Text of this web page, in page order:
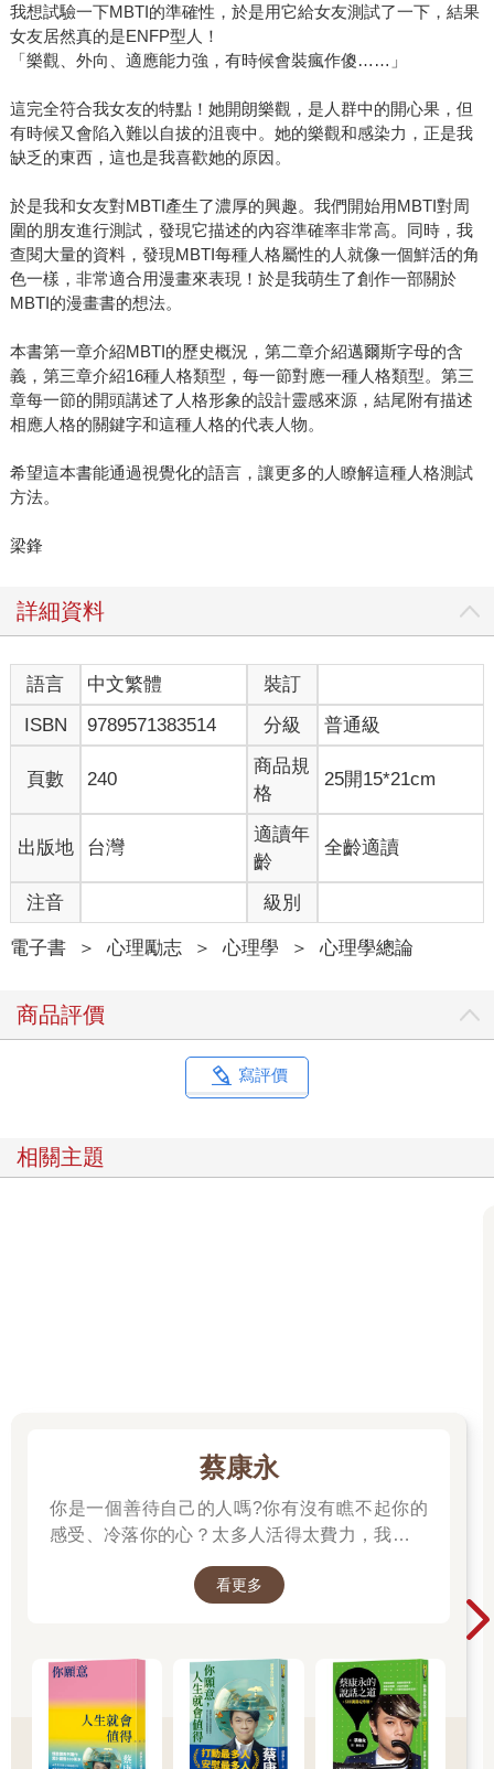
我想試驗一下MBTI的準確性，於是用它給女友測試了一下，結果
女友居然真的是ENFP型人！
「樂觀、外向、適應能力強，有時候會裝瘋作傻……」
這完全符合我女友的特點！她開朗樂觀，是人群中的開心果，但
有時候又會陷入難以自拔的沮喪中。她的樂觀和感染力，正是我
缺乏的東西，這也是我喜歡她的原因。
於是我和女友對MBTI產生了濃厚的興趣。我們開始用MBTI對周
圍的朋友進行測試，發現它描述的內容準確率非常高。同時，我
查閱大量的資料，發現MBTI每種人格屬性的人就像一個鮮活的角
色一樣，非常適合用漫畫來表現！於是我萌生了創作一部關於
MBTI的漫畫書的想法。
本書第一章介紹MBTI的歷史概況，第二章介紹邁爾斯字母的含
義，第三章介紹16種人格類型，每一節對應一種人格類型。第三
章每一節的開頭講述了人格形象的設計靈感來源，結尾附有描述
相應人格的關鍵字和這種人格的代表人物。
希望這本書能通過視覺化的語言，讓更多的人瞭解這種人格測試
方法。
梁鋒
詳細資料
語言 中文繁體
裝訂
ISBN
9789571383514 分級 普通級
頁數 240
商品規
格
25開15*21cm
出版地 台灣
適讀年
齡
全齡適讀
注音 級別
電子書 ＞ 心理勵志 ＞ 心理學 ＞ 心理學總論
商品評價
寫評價
相關主題
蔡康永
你是一個善待自己的人嗎?你有沒有瞧不起你的
感受、冷落你的心？太多人活得太費力，我想為
舒服、也更滿足的方法。所以我寫了這本書。
看更多